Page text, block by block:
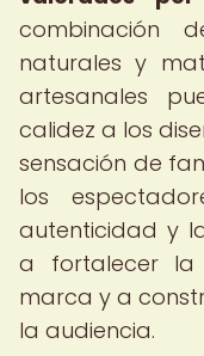
combinación
naturales y
artesanales
calidez a los
sensación de
los
autenticidad y
a fortalecer la
marca y a
la audiencia.